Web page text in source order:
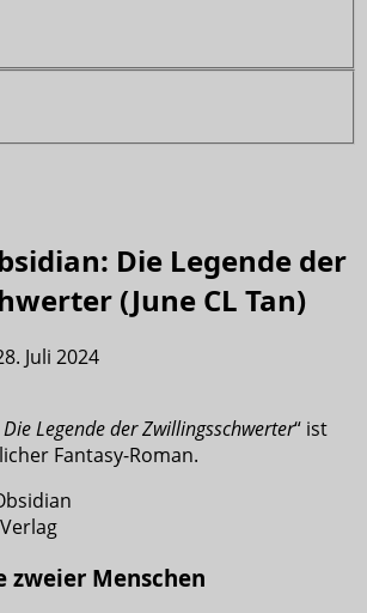
Die Legende der
(June CL Tan)
Juli 2024
Legende der Zwillingsschwerter“ ist
Fantasy-Roman.
zweier Menschen